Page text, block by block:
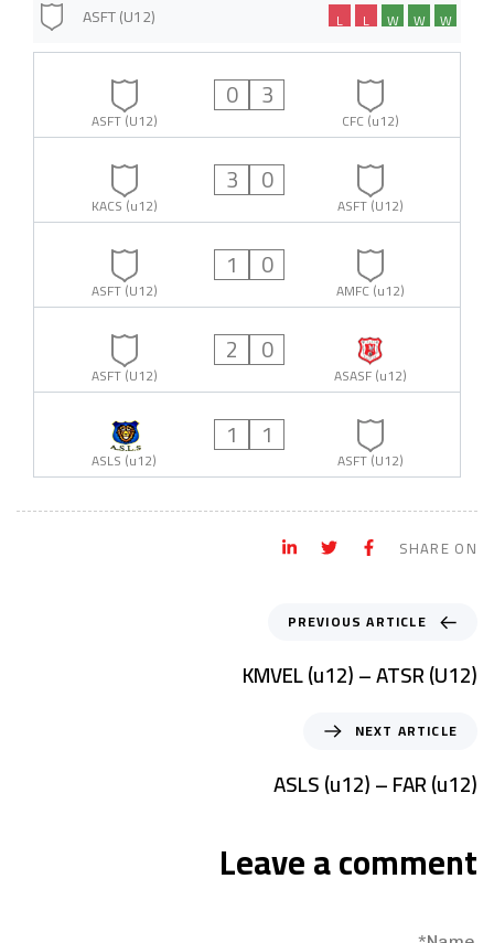
ASFT (U12) W
W
W
L
L
ASFT (U12)
0 3
CFC (u12)
KACS (u12)
3 0
ASFT (U12)
ASFT (U12)
1 0
AMFC (u12)
ASFT (U12)
2 0
ASASF (u12)
ASLS (u12)
1 1
ASFT (U12)
SHARE ON
PREVIOUS ARTICLE
KMVEL (u12) – ATSR (U12)
NEXT ARTICLE
ASLS (u12) – FAR (u12)
Leave a comment